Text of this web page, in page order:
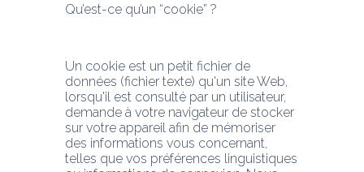
Qu’est-ce qu’un “cookie” ?
Un cookie est un petit fichier de
données (fichier texte) qu'un site Web,
lorsqu'il est consulté par un utilisateur,
demande à votre navigateur de stocker
sur votre appareil afin de mémoriser
des informations vous concernant,
telles que vos préférences linguistiques